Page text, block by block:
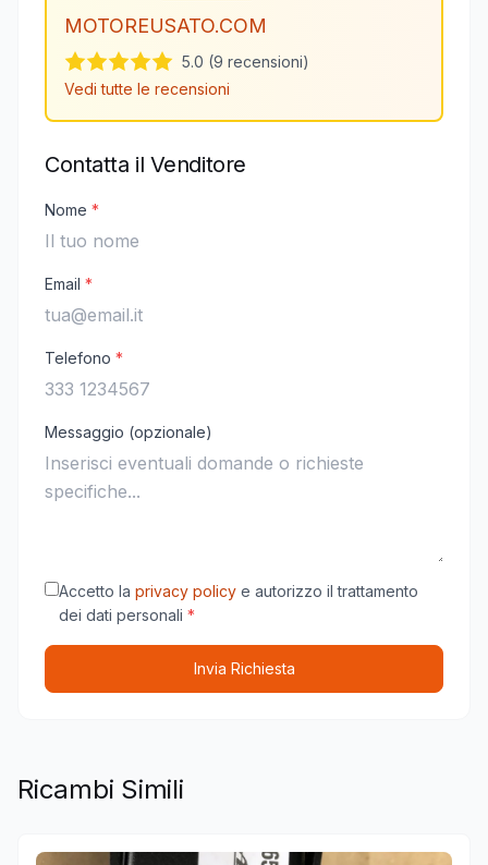
MOTOREUSATO.COM
5.0 (9 recensioni)
Vedi tutte le recensioni
Contatta il Venditore
Nome *
Email *
Telefono *
Messaggio (opzionale)
Accetto la privacy policy e autorizzo il trattamento
dei dati personali *
Invia Richiesta
Ricambi Simili